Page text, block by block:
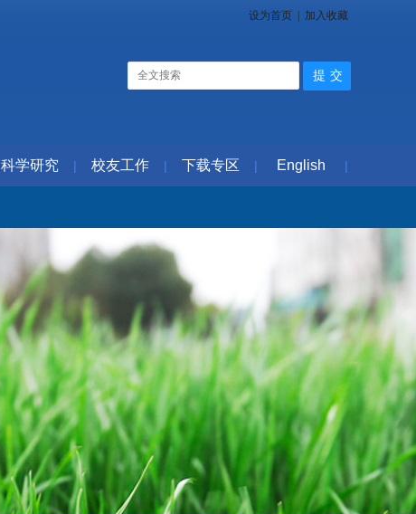
设为首页 加入收藏
科学研究 | 校友工作 | 下载专区 | English |